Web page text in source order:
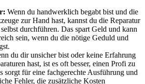
Wenn du handwerklich begabt bist und die
zur Hand hast, kannst du die Reparatur
durchführen. Das spart Geld und kann
sein, wenn du die nötige Geduld und
du dir unsicher bist oder keine Erfahrung
hast, ist es oft besser, einen Profi zu
sorgt für eine fachgerechte Ausführung und
Fehler, die zusätzliche Kosten